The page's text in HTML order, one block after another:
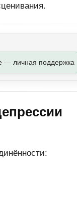
— личная поддержка